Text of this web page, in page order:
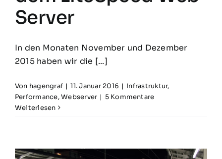
Server
In den Monaten November und Dezember
2015 haben wir die [...]
Von hagengraf | 11. Januar 2016 | Infrastruktur,
Performance,Webserver | 5 Kommentare
Weiterlesen